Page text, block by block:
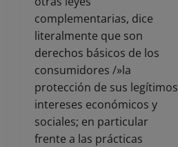
complementarias, dice
literalmente que son
derechos básicos de los
consumidores /»la
protección de sus legítimos
intereses económicos y
sociales; en particular
frente a las prácticas